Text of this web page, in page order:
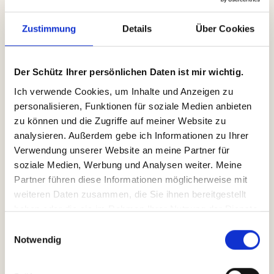
Zustimmung Details Über Cookies
Der Schütz Ihrer persönlichen Daten ist mir wichtig.
Ich verwende Cookies, um Inhalte und Anzeigen zu
personalisieren, Funktionen für soziale Medien anbieten
zu können und die Zugriffe auf meiner Website zu
analysieren. Außerdem gebe ich Informationen zu Ihrer
Verwendung unserer Website an meine Partner für
soziale Medien, Werbung und Analysen weiter. Meine
Partner führen diese Informationen möglicherweise mit
weiteren Daten zusammen, die Sie ihnen bereitgestellt
haben oder die sie im Rahmen Ihrer Nutzung der Dienste
Notwendig
Apply now
Meta Ads Expert
defining brand positioning, and crafting compelling brand
Sydney $110-130K Apply now
Content Writer
The Content Writer will craft compelling and persuasive
Remote Apply now